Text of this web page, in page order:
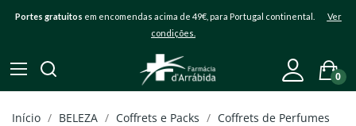
Portes gratuitos em encomendas acima de 49€, para Portugal continental. Ver
condições.
0
Início BELEZA Coffrets e Packs
Coffrets de Perfumes